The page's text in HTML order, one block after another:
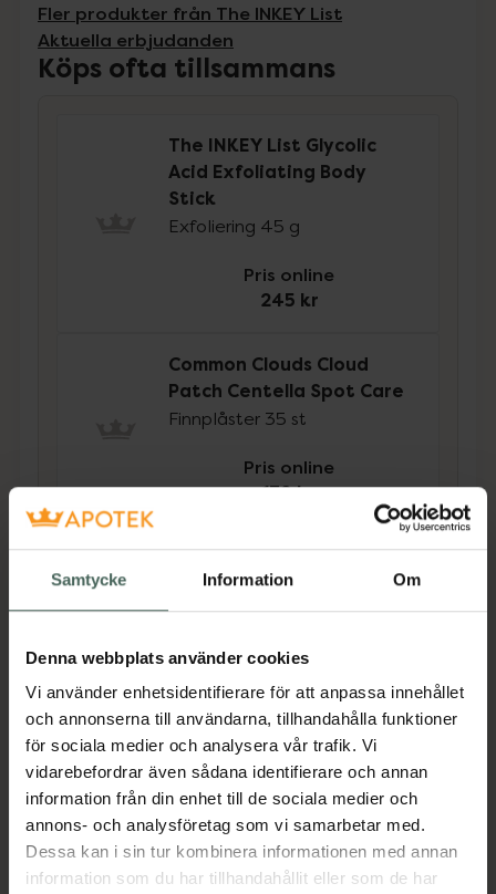
Samtycke Information Om
Denna webbplats använder cookies
Vi använder enhetsidentifierare för att anpassa innehållet
och annonserna till användarna, tillhandahålla funktioner
för sociala medier och analysera vår trafik. Vi
vidarebefordrar även sådana identifierare och annan
information från din enhet till de sociala medier och
annons- och analysföretag som vi samarbetar med.
Dessa kan i sin tur kombinera informationen med annan
information som du har tillhandahållit eller som de har
Fler produkter från The INKEY List
Aktuella erbjudanden
Köps ofta tillsammans
The INKEY List Glycolic
Acid Exfoliating Body
Stick
Exfoliering 45 g
Pris online
245 kr
Common Clouds Cloud
Patch Centella Spot Care
Finnplåster 35 st
Pris online
139 kr
Köp båda
Beskrivning
Exfolieringsbehandling specialformulerad för
att förbättra utseendet på flera envisa
kroppsbekymmer som inåtväxande hår, KP
och mörka armhålor. Med den lättanvända
exfolierande kroppssticka minskar den
uppkomsten av Keratosis Pilaris (röd, ojämn